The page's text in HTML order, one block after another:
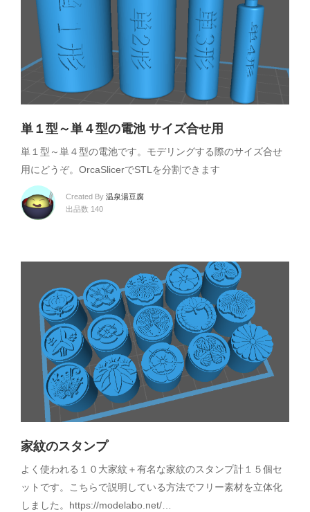
単１型～単４型の電池 サイズ合せ用
単１型～単４型の電池です。モデリングする際のサイズ合せ
用にどうぞ。OrcaSlicerでSTLを分割できます
Created By 温泉湯豆腐
出品数 140
家紋のスタンプ
よく使われる１０大家紋＋有名な家紋のスタンプ計１５個セ
ットです。こちらで説明している方法でフリー素材を立体化
しました。https://modelabo.net/…